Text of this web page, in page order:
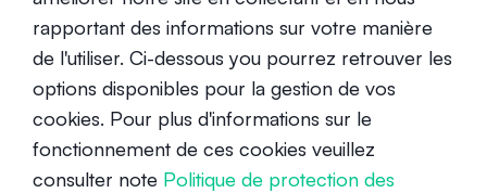
Intermédiaire 2 mai 2025
rapportant des informations sur votre manière
de l'utiliser. Ci-dessous you pourrez retrouver les
options disponibles pour la gestion de vos
cookies. Pour plus d'informations sur le
fonctionnement de ces cookies veuillez
consulter note Politique de protection des